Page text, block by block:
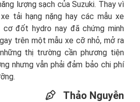
lượng sạch của Suzuki. Thay vì
tải hạng nặng hay các mẫu xe
đốt hydro nay đã chứng minh
trên một mẫu xe cỡ nhỏ, mở ra
thị trường cần phương tiện
nhưng vẫn phải đảm bảo chi phí
Thảo Nguyễn